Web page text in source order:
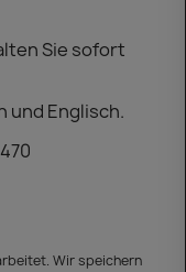
Sie sofort
und Englisch.
Wir speichern